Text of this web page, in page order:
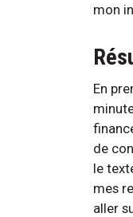
mon
En
de
le
mes
aller